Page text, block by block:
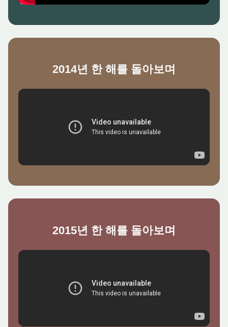
2014년 한 해를 돌아보며
2015년 한 해를 돌아보며